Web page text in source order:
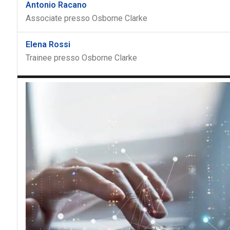
Antonio Racano
Associate presso Osborne Clarke
Elena Rossi
Trainee presso Osborne Clarke